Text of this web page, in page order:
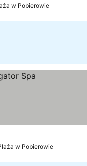
w Pobierowie
w Pobierowie